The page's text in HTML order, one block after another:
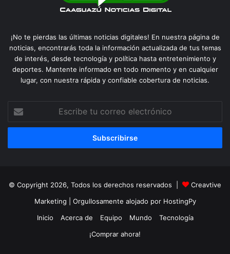
¡No te pierdas las últimas noticias digitales! En nuestra página de
noticias, encontrarás toda la información actualizada de tus temas
de interés, desde tecnología y política hasta entretenimiento y
deportes. Mantente informado en todo momento y en cualquier
lugar, con nuestra rápida y confiable cobertura de noticias.
correo
© Copyright 2026, Todos los derechos reservados |
Creavtive
Marketing | Orgullosamente alojado por HostingPy
Inicio
Acerca de Equipo Mundo
Tecnología
¡Comprar ahora!